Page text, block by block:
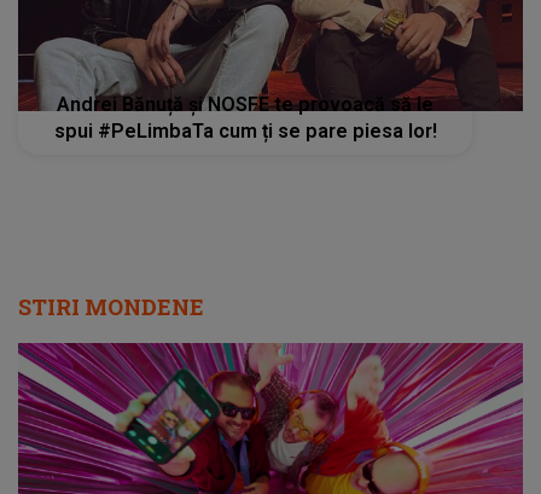
Andrei Bănuță și NOSFE te provoacă să le
spui #PeLimbaTa cum ți se pare piesa lor!
STIRI MONDENE